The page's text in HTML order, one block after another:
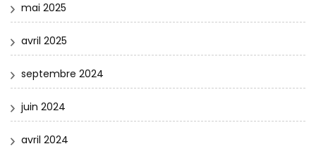
mai 2025
avril 2025
septembre 2024
juin 2024
avril 2024